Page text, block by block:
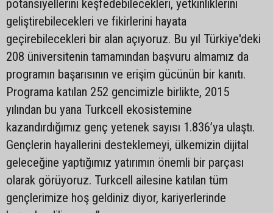
potansiyellerini keşfedebilecekleri, yetkinliklerini
geliştirebilecekleri ve fikirlerini hayata
geçirebilecekleri bir alan açıyoruz. Bu yıl Türkiye'deki
208 üniversitenin tamamından başvuru almamız da
programın başarısının ve erişim gücünün bir kanıtı.
Programa katılan 252 gencimizle birlikte, 2015
yılından bu yana Turkcell ekosistemine
kazandırdığımız genç yetenek sayısı 1.836’ya ulaştı.
Gençlerin hayallerini desteklemeyi, ülkemizin dijital
geleceğine yaptığımız yatırımın önemli bir parçası
olarak görüyoruz. Turkcell ailesine katılan tüm
gençlerimize hoş geldiniz diyor, kariyerlerinde